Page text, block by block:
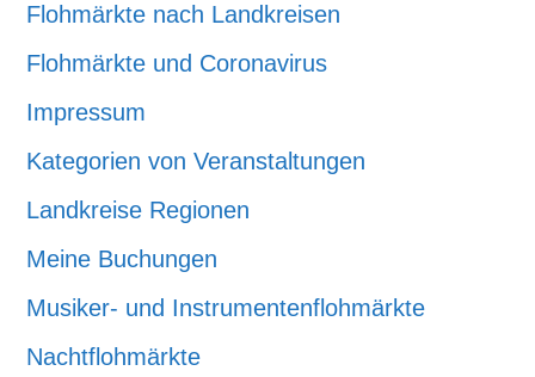
Flohmärkte nach Landkreisen
Flohmärkte und Coronavirus
Impressum
Kategorien von Veranstaltungen
Landkreise Regionen
Meine Buchungen
Musiker- und Instrumentenflohmärkte
Nachtflohmärkte